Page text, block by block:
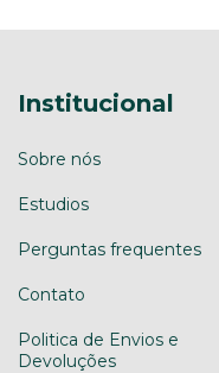
Institucional
Sobre nós
Estudios
Perguntas frequentes
Contato
Politica de Envios e
Devoluções